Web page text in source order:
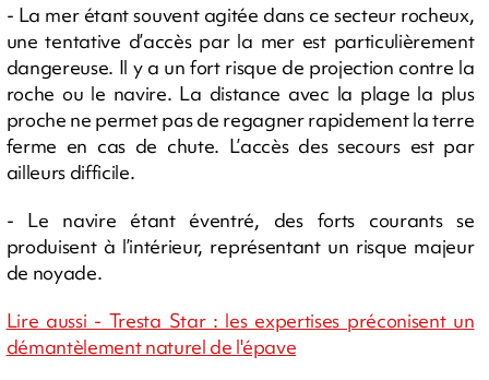
- La mer étant souvent agitée dans ce secteur rocheux,
une tentative d’accès par la mer est particulièrement
dangereuse. Il y a un fort risque de projection contre la
roche ou le navire. La distance avec la plage la plus
proche ne permet pas de regagner rapidement la terre
ferme en cas de chute. L’accès des secours est par
ailleurs difficile.
- Le navire étant éventré, des forts courants se
produisent à l’intérieur, représentant un risque majeur
de noyade.
Lire aussi - Tresta Star : les expertises préconisent un
démantèlement naturel de l'épave